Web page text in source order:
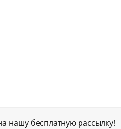
нашу бесплатную рассылку!